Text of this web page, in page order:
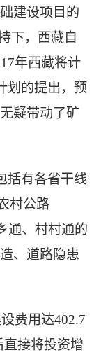
建设项目的
下，西藏自
年西藏将计
划的提出，预
疑带动了矿
括有各省干线
村公路
通、村村通的
、道路隐患
费用达402.7
直接将投资增